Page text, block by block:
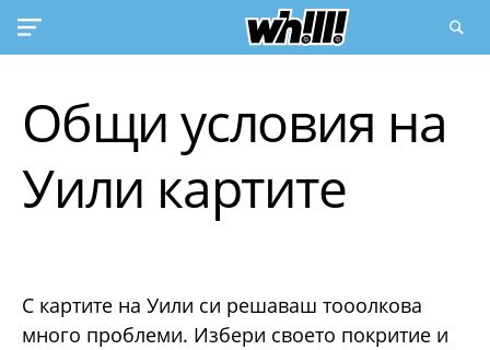
Общи условия на
Уили картите
С картите на Уили си решаваш тооолкова
много проблеми. Избери своето покритие и